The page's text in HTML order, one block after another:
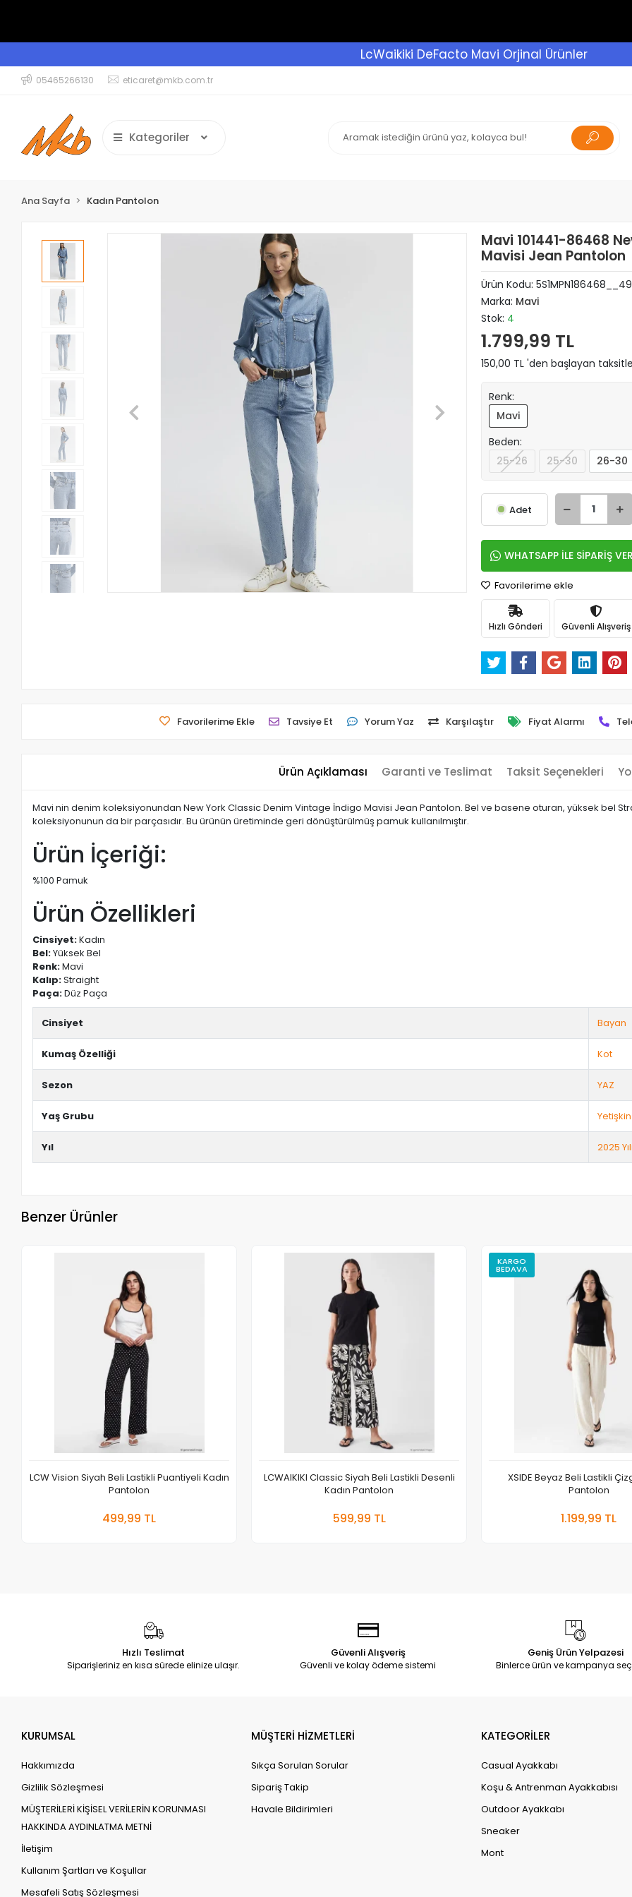
LcWaikiki DeFacto Mavi Orjinal Ürünler
05465266130 eticaret@mkb.com.tr
Kategoriler
Ana Sayfa Kadın Pantolon
Mavi 101441-86468
Mavisi Jean Pantolon
Ürün Kodu:
Marka: Mavi
Stok: 4
1.799,99 TL
150,00 TL 'den başlayan
Renk:
Mavi
Beden:
25-26
25-30 26-30
Adet
WHATSAPP İLE SİPARİŞ VER
Favorilerime ekle
Hızlı Gönderi Güvenli Alışveriş
Favorilerime Ekle Tavsiye Et Yorum Yaz Karşılaştır Fiyat Alarmı
Ürün Açıklaması Garanti ve Teslimat Taksit Seçenekleri
Mavi nin denim koleksiyonundan New York Classic Denim Vintage İndigo Mavisi Jean Pantolon. Bel ve basene oturan, yüksek bel
koleksiyonunun da bir parçasıdır. Bu ürünün üretiminde geri dönüştürülmüş pamuk kullanılmıştır.
Ürün İçeriği:
%100 Pamuk
Ürün Özellikleri
Cinsiyet:Kadın
Bel:Yüksek Bel
Renk:Mavi
Kalıp:Straight
Paça:Düz Paça
Cinsiyet Bayan
Kumaş Özelliği Kot
Sezon YAZ
Yaş Grubu Yetişkin
Yıl 2025 Yılı
Benzer Ürünler
LCW Vision Siyah Beli Lastikli Puantiyeli Kadın
Pantolon
499,99 TL
LCWAIKIKI Classic Siyah Beli Lastikli Desenli
Kadın Pantolon
599,99 TL
KARGO
BEDAVA
XSIDE Beyaz Beli Lastikli
Pantolon
1.199,99 TL
Hızlı Teslimat
Siparişleriniz en kısa sürede elinize ulaşır.
Güvenli Alışveriş
Güvenli ve kolay ödeme sistemi
Geniş Ürün Yelpazesi
Binlerce ürün ve kampanya
KURUMSAL
Hakkımızda
Gizlilik Sözleşmesi
MÜŞTERİLERİ KİŞİSEL VERİLERİN KORUNMASI
HAKKINDA AYDINLATMA METNİ
İletişim
Kullanım Şartları ve Koşullar
Mesafeli Satış Sözleşmesi
MÜŞTERİ HİZMETLERİ
Sıkça Sorulan Sorular
Sipariş Takip
Havale Bildirimleri
KATEGORİLER
Casual Ayakkabı
Koşu & Antrenman Ayakkabısı
Outdoor Ayakkabı
Sneaker
Mont